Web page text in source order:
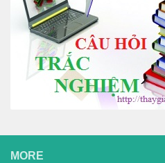
MORE